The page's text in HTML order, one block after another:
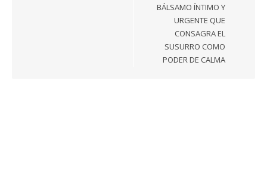
BÁLSAMO ÍNTIMO Y
URGENTE QUE
CONSAGRA EL
SUSURRO COMO
PODER DE CALMA